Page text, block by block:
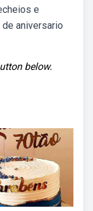
e
aniversario
below.